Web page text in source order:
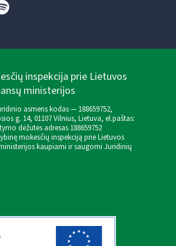
inspekcija prie Lietuvos
ministerijos
asmens kodas — 188659752,
g. 14, 01107 Vilnius, Lietuva, el.paštas:
dėžutės adresas 188659752
mokesčių inspekciją prie Lietuvos
kaupiami ir saugomi Juridinių